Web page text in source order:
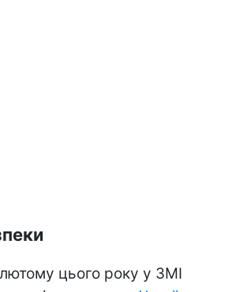
цього року у ЗМІ